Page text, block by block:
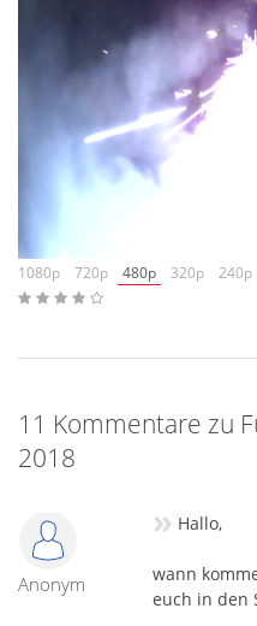
1080p
720p 480p 320p 240p
11 Kommentare zu
2018
Anonym
» Hallo,
wann
euch in den